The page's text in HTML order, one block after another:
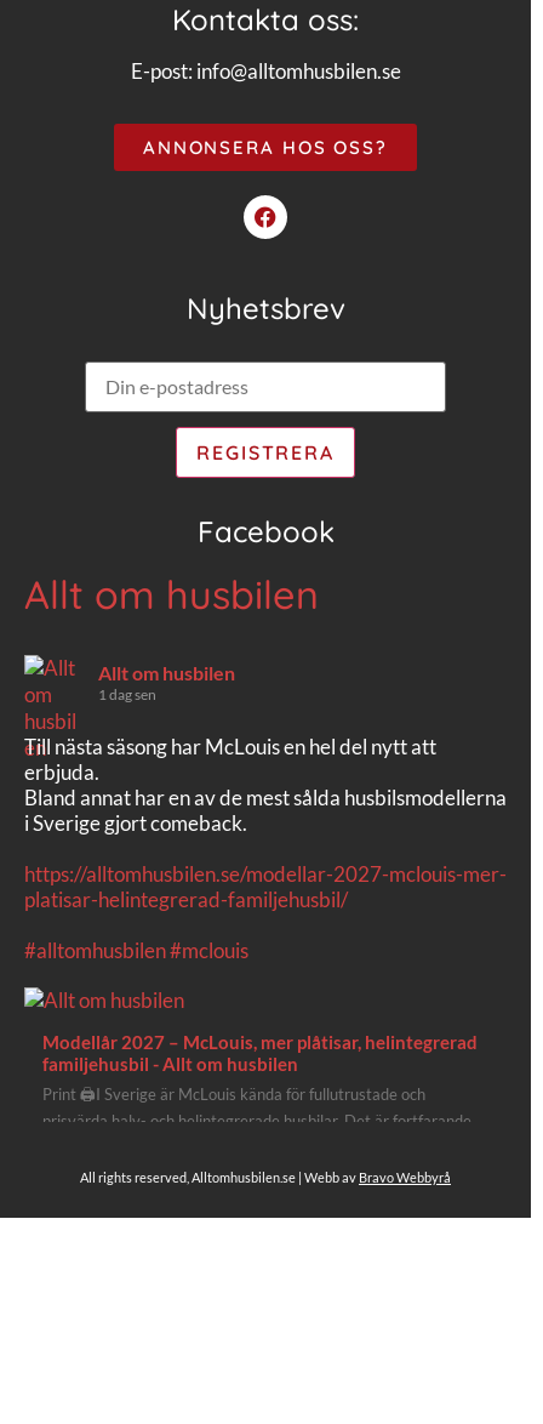
Kontakta oss:
E-post: info@alltomhusbilen.se
ANNONSERA HOS OSS?
Nyhetsbrev
Facebook
Allt om husbilen
Allt om husbilen
1 dag sen
Till nästa säsong har McLouis en hel del nytt att
erbjuda.
Bland annat har en av de mest sålda husbilsmodellerna
i Sverige gjort comeback.
https://alltomhusbilen.se/modellar-2027-mclouis-mer-
platisar-helintegrerad-familjehusbil/
#alltomhusbilen#mclouis
Modellår 2027 – McLouis, mer plåtisar, helintegrerad
familjehusbil - Allt om husbilen
Print 🖨I Sverige är McLouis kända för fullutrustade och
prisvärda halv- och helintegrerade husbilar. Det är fortfarande
plåtisutbud lite extra kärlek med hela 3 nya utrustningsnivåer.
All rights reserved, Alltomhusbilen.se | Webb av Bravo Webbyrå